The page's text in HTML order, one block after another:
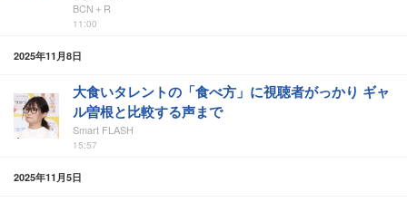
BCN＋R
11:00
2025年11月8日
大食いタレントの「食べ方」に視聴者がっかり ギャ
ル曽根と比較する声まで
Smart FLASH
15:57
2025年11月5日